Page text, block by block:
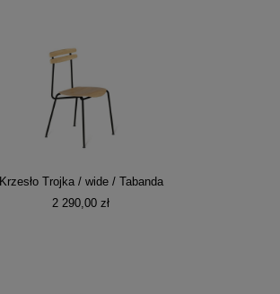
Krzesło Trojka / wide / Tabanda
2 290,00 zł